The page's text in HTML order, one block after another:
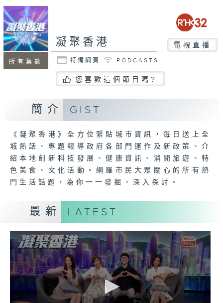
所有集數
凝聚香港 電視直播
特備網頁 PODCASTS
您喜歡這個節目嗎?
簡介 GIST
《凝聚香港》全方位緊貼城市資訊，每日送上全
城熱話、專題報導政府各部門運作及新政策、介
紹本地創新科技發展、健康資訊、消閒旅遊、特
色美食、文化活動。網羅市民大眾關心的所有熱
門生活話題，為你一一發掘，深入探討。
最新 LATEST